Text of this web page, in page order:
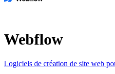
Webflow
Logiciels de création de site web